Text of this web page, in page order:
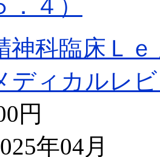
．４）
神科臨床Ｌ
ディカルレ
円
年04月